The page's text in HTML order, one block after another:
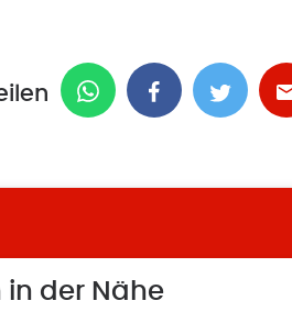
in der Nähe